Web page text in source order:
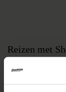
Reizen met
De belangrijkste
Bestemmingen